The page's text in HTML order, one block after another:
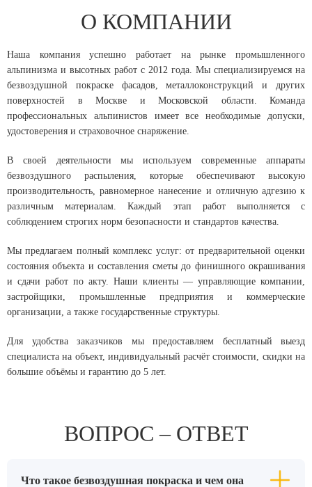
О КОМПАНИИ
Наша компания успешно работает на рынке промышленного
альпинизма и высотных работ с 2012 года. Мы специализируемся на
безвоздушной покраске фасадов, металлоконструкций и других
поверхностей в Москве и Московской области. Команда
профессиональных альпинистов имеет все необходимые допуски,
удостоверения и страховочное снаряжение.
В своей деятельности мы используем современные аппараты
безвоздушного распыления, которые обеспечивают высокую
производительность, равномерное нанесение и отличную адгезию к
различным материалам. Каждый этап работ выполняется с
соблюдением строгих норм безопасности и стандартов качества.
Мы предлагаем полный комплекс услуг: от предварительной оценки
состояния объекта и составления сметы до финишного окрашивания
и сдачи работ по акту. Наши клиенты — управляющие компании,
застройщики, промышленные предприятия и коммерческие
организации, а также государственные структуры.
Для удобства заказчиков мы предоставляем бесплатный выезд
специалиста на объект, индивидуальный расчёт стоимости, скидки на
большие объёмы и гарантию до 5 лет.
ВОПРОС – ОТВЕТ
Что такое безвоздушная покраска и чем она